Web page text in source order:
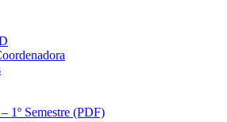
1º Semestre (PDF)